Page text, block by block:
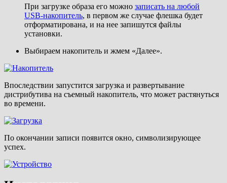
При загрузке образа его можно записать на любой
USB-накопитель, в первом же случае флешка будет
отформатирована, и на нее запишутся файлы
установки.
Выбираем накопитель и жмем «Далее».
Впоследствии запустится загрузка и развертывание
дистрибутива на съемный накопитель, что может растянуться
во времени.
По окончании записи появится окно, символизирующее
успех.